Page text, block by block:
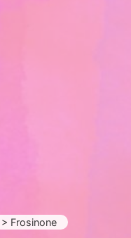
> Frosinone